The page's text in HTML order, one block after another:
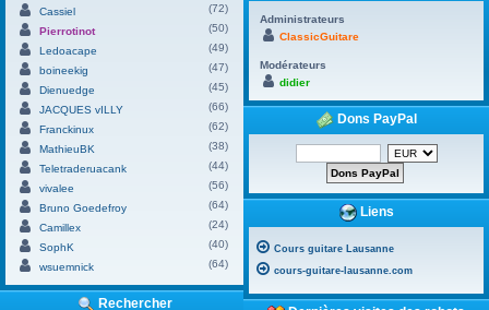
Cassiel
(72)
Pierrotinot
(50)
Ledoacape
(49)
boineekig
(47)
Dienuedge
(45)
JACQUES vILLY
(66)
Franckinux
(62)
MathieuBK
(38)
Teletraderuacank
(44)
vivalee
(56)
Bruno Goedefroy
(64)
Camillex
(24)
SophK
(40)
wsuemnick
(64)
Rechercher
Administrateurs
ClassicGuitare
Modérateurs
didier
Dons PayPal
Liens
Cours guitare Lausanne
cours-guitare-lausanne.com